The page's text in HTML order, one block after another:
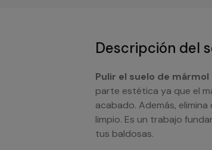
Descripción del
Pulir el suelo de mármol
parte estética ya que el
acabado. Además,
limpio. Es un trabajo
tus baldosas.